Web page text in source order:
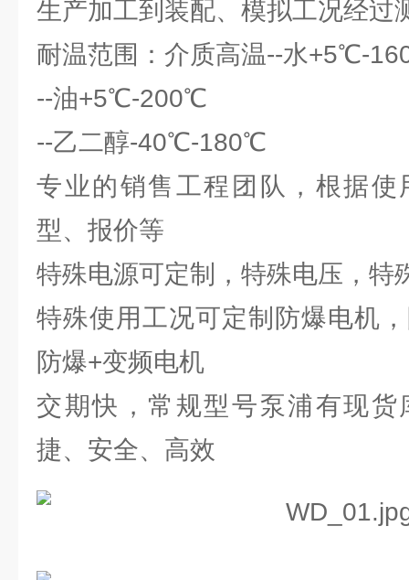
生产加工到装配、模拟工况经过
耐温范围：介质高温--水+5℃-
--油+5℃-200℃
--乙二醇-40℃-180℃
专业的销售工程团队，根据使
型、报价等
特殊电源可定制，特殊电压，特
特殊使用工况可定制防爆电机
防爆+变频电机
交期快，常规型号泵浦有现
捷、安全、高效